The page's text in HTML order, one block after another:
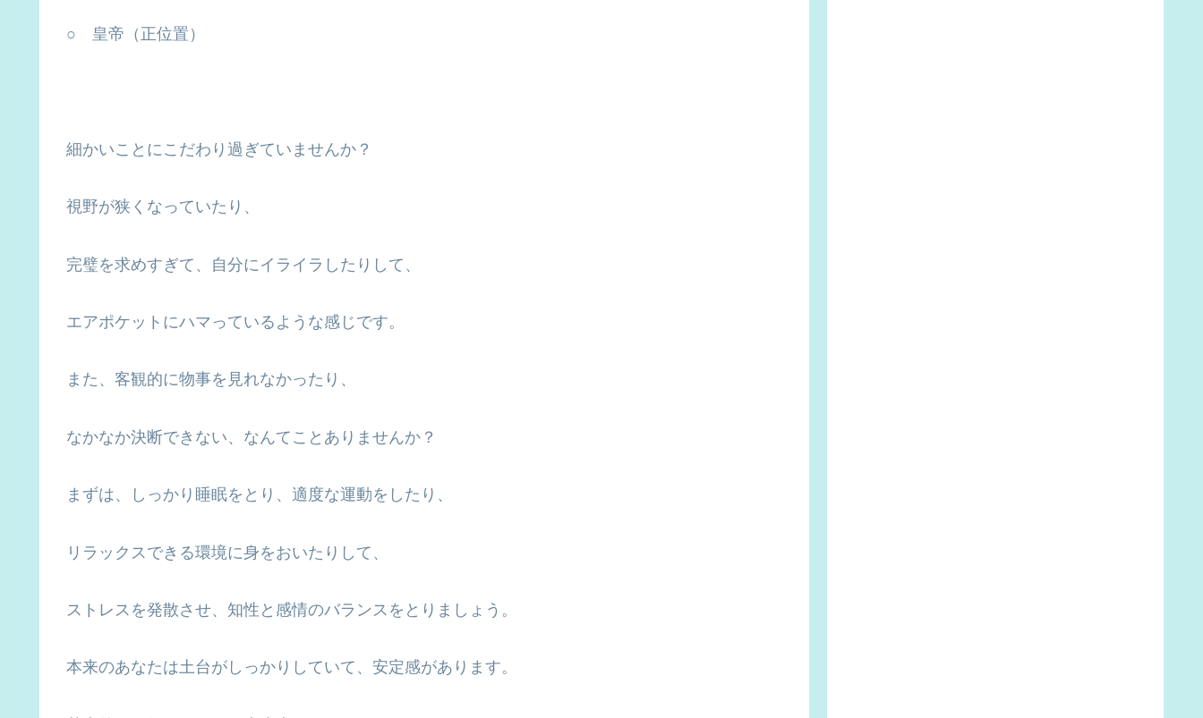
○ 皇帝（正位置）
細かいことにこだわり過ぎていませんか？
視野が狭くなっていたり、
完璧を求めすぎて、自分にイライラしたりして、
エアポケットにハマっているような感じです。
また、客観的に物事を見れなかったり、
なかなか決断できない、なんてことありませんか？
まずは、しっかり睡眠をとり、適度な運動をしたり、
リラックスできる環境に身をおいたりして、
ストレスを発散させ、知性と感情のバランスをとりましょう。
本来のあなたは土台がしっかりしていて、安定感があります。